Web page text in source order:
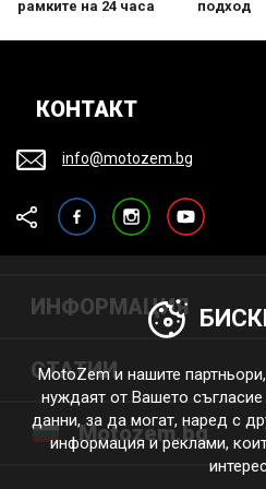
рамките на 24 часа
подход
КОНТАКТ
info@motozem.bg
FacebookInstagramYouTube
ИНФОРМАЦИЯ
СТАТИИ
Motozem.bg
MotoZem и нашите
нуждаят от Вашето
данни, за да могат, наред с
информация и реклами,